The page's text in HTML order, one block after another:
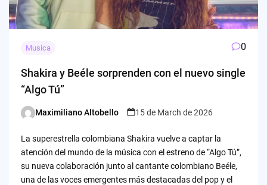
Musica 0
Shakira y Beéle sorprenden con el nuevo single
“Algo Tú”
Posted
Maximiliano Altobello 15 de March de 2026
La superestrella colombiana Shakira vuelve a captar la
atención del mundo de la música con el estreno de “Algo Tú”,
su nueva colaboración junto al cantante colombiano Beéle,
una de las voces emergentes más destacadas del pop y el